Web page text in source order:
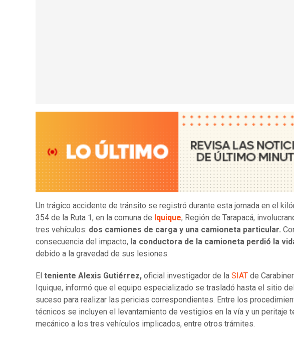
Un trágico accidente de tránsito se registró durante esta jornada en el
354 de la Ruta 1, en la comuna de Iquique, Región de Tarapacá,
tres vehículos: dos camiones de carga y una camioneta particular.
consecuencia del impacto, la conductora de la camioneta perdió la
debido a la gravedad de sus lesiones.
El teniente Alexis Gutiérrez, oficial investigador de la SIAT de
Iquique, informó que el equipo especializado se trasladó hasta el sitio del
suceso para realizar las pericias correspondientes. Entre los
técnicos se incluyen el levantamiento de vestigios en la vía y un peritaje
mecánico a los tres vehículos implicados, entre otros trámites.